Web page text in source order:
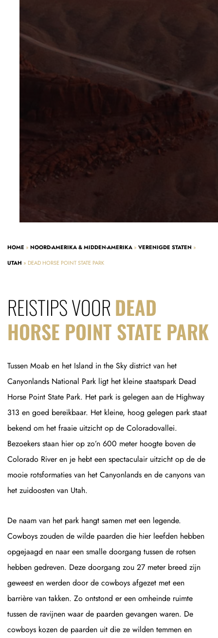
HOME » NOORD-AMERIKA & MIDDEN-AMERIKA » VERENIGDE STATEN »
UTAH » DEAD HORSE POINT STATE PARK
REISTIPS VOORDEAD
HORSE POINT STATE PARK
Tussen Moab en het Island in the Sky district van het
Canyonlands National Park ligt het kleine staatspark Dead
Horse Point State Park. Het park is gelegen aan de Highway
313 en goed bereikbaar. Het kleine, hoog gelegen park staat
bekend om het fraaie uitzicht op de Coloradovallei.
Bezoekers staan hier op zo’n 600 meter hoogte boven de
Colorado River en je hebt een spectaculair uitzicht op de de
mooie rotsformaties van het Canyonlands en de canyons van
het zuidoosten van Utah.
De naam van het park hangt samen met een legende.
Cowboys zouden de wilde paarden die hier leefden hebben
opgejaagd en naar een smalle doorgang tussen de rotsen
hebben gedreven. Deze doorgang zou 27 meter breed zijn
geweest en werden door de cowboys afgezet met een
barrière van takken. Zo ontstond er een omheinde ruimte
tussen de ravijnen waar de paarden gevangen waren. De
cowboys kozen de paarden uit die ze wilden temmen en